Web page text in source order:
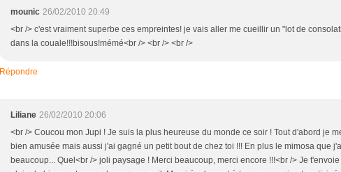
mounic 26/02/2010 20:49
<br /> c'est vraiment superbe ces empreintes! je vais aller me cueillir un "lot de
dans la couale!!!bisous!mémé<br /> <br /> <br />
Répondre
Liliane 26/02/2010 20:06
<br /> Coucou mon Jupi ! Je suis la plus heureuse du monde ce soir ! Tout d'abord je
bien amusée mais aussi j'ai gagné un petit bout de chez toi !!! En plus le mimosa que
beaucoup... Quel<br /> joli paysage ! Merci beaucoup, merci encore !!!<br /> Je t'envoie